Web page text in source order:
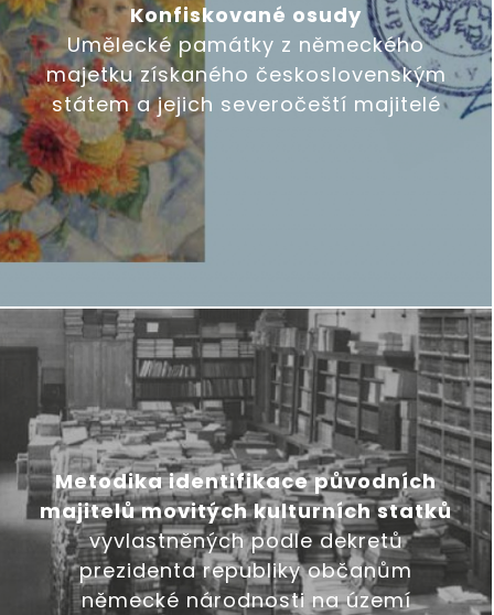
Konfiskované osudy
Umělecké památky z německého
majetku získaného československým
státem a jejich severočeští majitelé
Metodika identifikace původních
majitelů movitých kulturních statků
vyvlastněných podle dekretů
prezidenta republiky občanům
německé národnosti na území